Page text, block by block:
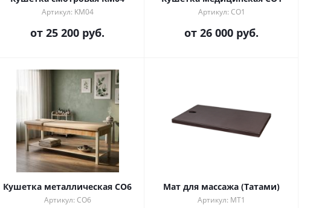
Артикул: KM04
от 25 200 руб.
Артикул: CO1
от 26 000 руб.
Кушетка металлическая СО6
Артикул: СО6
Мат для массажа (Татами)
Артикул: МТ1